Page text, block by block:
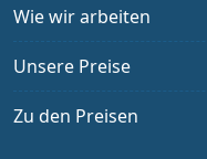
Wie wir arbeiten
Unsere Preise
Zu den Preisen